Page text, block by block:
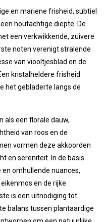
en mariene frisheid, subtiel
houtachtige diepte. De
een verkwikkende, zuivere
noten verenigt stralende
van viooltjesblad en de
kristalheldere frisheid
het gebladerte langs de
als een florale dauw,
van roos en de
vormen deze akkoorden
en sereniteit. In de basis
omhullende nuances,
en de rijke
is een uitnodiging tot
balans tussen plantaardige